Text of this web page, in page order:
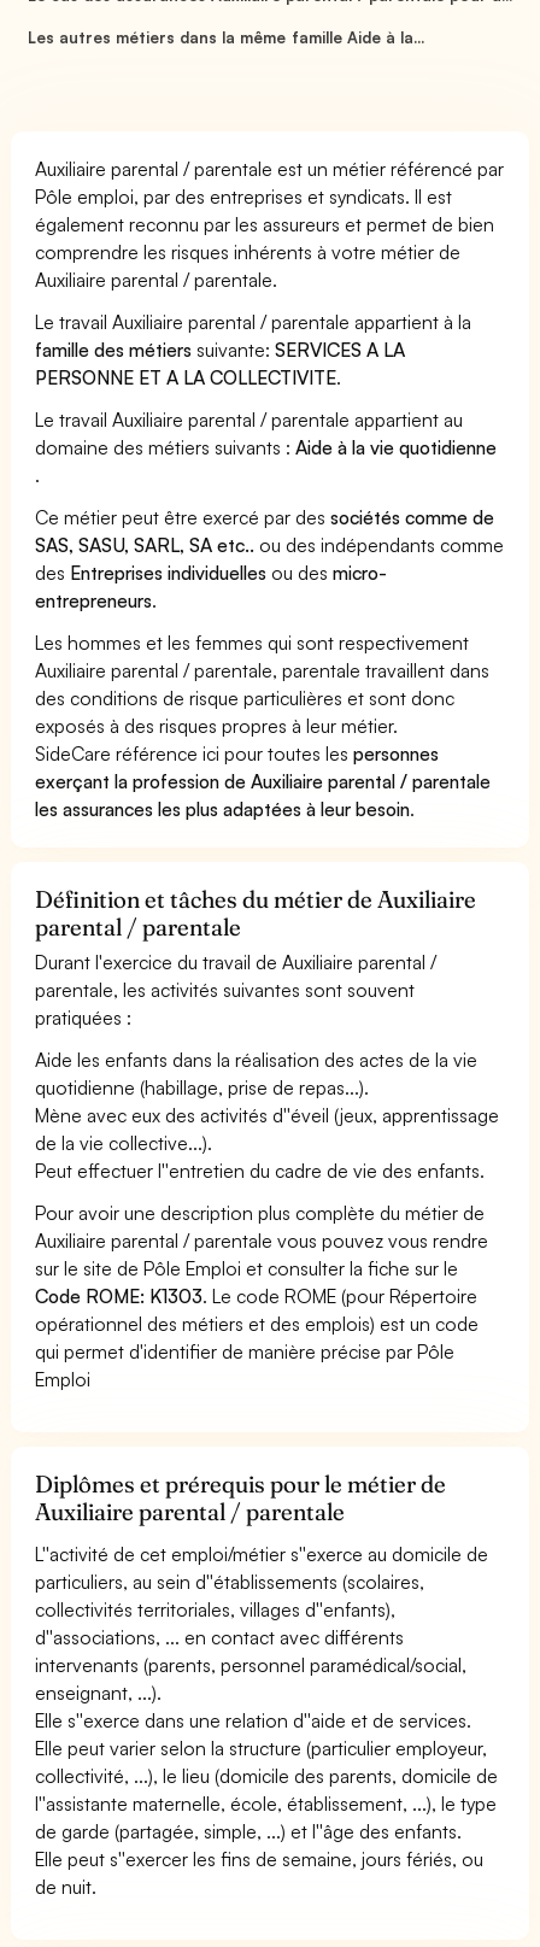
Les autres métiers dans la même famille Aide à la...
Auxiliaire parental / parentale est un métier référencé par
Pôle emploi, par des entreprises et syndicats. Il est
également reconnu par les assureurs et permet de bien
comprendre les risques inhérents à votre métier de
Auxiliaire parental / parentale.
Le travail Auxiliaire parental / parentale appartient à la
famille des métiers suivante:SERVICES A LA
PERSONNE ET A LA COLLECTIVITE.
Le travail Auxiliaire parental / parentale appartient au
domaine des métiers suivants :Aide à la vie quotidienne
.
Ce métier peut être exercé par dessociétés comme de
SAS, SASU, SARL, SA etc.. ou des indépendants comme
des Entreprises individuelles ou desmicro-
entrepreneurs.
Les hommes et les femmes qui sont respectivement
Auxiliaire parental / parentale, parentale travaillent dans
des conditions de risque particulières et sont donc
exposés à des risques propres à leur métier.
SideCare référence ici pour toutes lespersonnes
exerçant la profession de Auxiliaire parental / parentale
les assurances les plus adaptées à leur besoin.
Définition et tâches du métier de Auxiliaire
parental / parentale
Durant l'exercice du travail de Auxiliaire parental /
parentale, les activités suivantes sont souvent
pratiquées :
Aide les enfants dans la réalisation des actes de la vie
quotidienne (habillage, prise de repas...).
Mène avec eux des activités d''éveil (jeux, apprentissage
de la vie collective...).
Peut effectuer l''entretien du cadre de vie des enfants.
Pour avoir une description plus complète du métier de
Auxiliaire parental / parentale vous pouvez vous rendre
sur le site de Pôle Emploi et consulter la fiche sur le
Code ROME: K1303. Le code ROME (pour Répertoire
opérationnel des métiers et des emplois) est un code
qui permet d'identifier de manière précise par Pôle
Emploi
Diplômes et prérequis pour le métier de
Auxiliaire parental / parentale
L''activité de cet emploi/métier s''exerce au domicile de
particuliers, au sein d''établissements (scolaires,
collectivités territoriales, villages d''enfants),
d''associations, ... en contact avec différents
intervenants (parents, personnel paramédical/social,
enseignant, ...).
Elle s''exerce dans une relation d''aide et de services.
Elle peut varier selon la structure (particulier employeur,
collectivité, ...), le lieu (domicile des parents, domicile de
l''assistante maternelle, école, établissement, ...), le type
de garde (partagée, simple, ...) et l''âge des enfants.
Elle peut s''exercer les fins de semaine, jours fériés, ou
de nuit.